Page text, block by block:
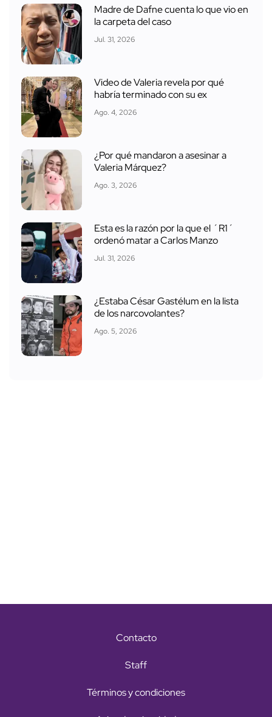
Madre de Dafne cuenta lo que vio en
la carpeta del caso
Jul. 31, 2026
Video de Valeria revela por qué
habría terminado con su ex
Ago. 4, 2026
¿Por qué mandaron a asesinar a
Valeria Márquez?
Ago. 3, 2026
Esta es la razón por la que el ´R1´
ordenó matar a Carlos Manzo
Jul. 31, 2026
¿Estaba César Gastélum en la lista
de los narcovolantes?
Ago. 5, 2026
Contacto
Staff
Términos y condiciones